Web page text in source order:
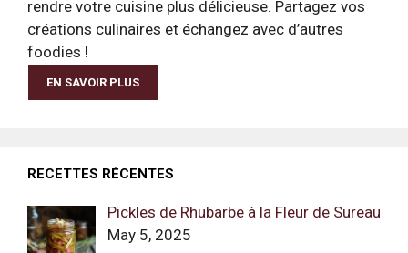
rendre votre cuisine plus délicieuse. Partagez vos
créations culinaires et échangez avec d’autres
foodies !
EN SAVOIR PLUS
RECETTES RÉCENTES
Pickles de Rhubarbe à la Fleur de Sureau
May 5, 2025